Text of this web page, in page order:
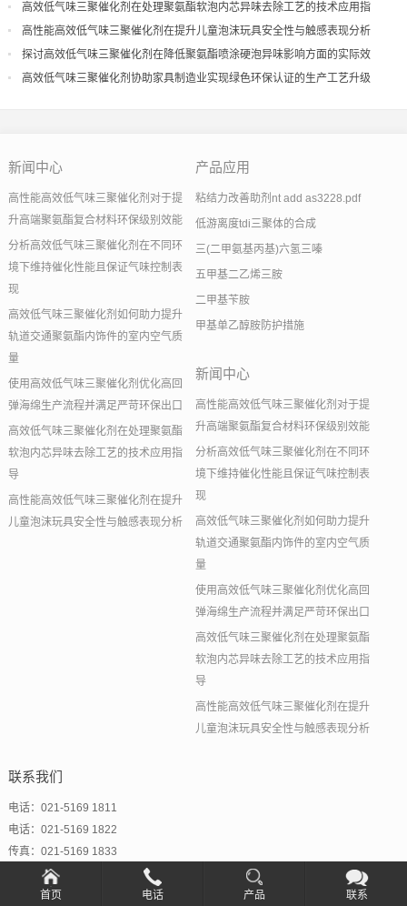
高效低气味三聚催化剂在处理聚氨酯软泡内芯异味去除工艺的技术应用指
导
高性能高效低气味三聚催化剂在提升儿童泡沫玩具安全性与触感表现分析
探讨高效低气味三聚催化剂在降低聚氨酯喷涂硬泡异味影响方面的实际效
果
高效低气味三聚催化剂协助家具制造业实现绿色环保认证的生产工艺升级
新闻中心
高性能高效低气味三聚催化剂对于提
升高端聚氨酯复合材料环保级别效能
分析高效低气味三聚催化剂在不同环
境下维持催化性能且保证气味控制表
现
高效低气味三聚催化剂如何助力提升
轨道交通聚氨酯内饰件的室内空气质
量
使用高效低气味三聚催化剂优化高回
弹海绵生产流程并满足严苛环保出口
高效低气味三聚催化剂在处理聚氨酯
软泡内芯异味去除工艺的技术应用指
导
高性能高效低气味三聚催化剂在提升
儿童泡沫玩具安全性与触感表现分析
产品应用
粘结力改善助剂nt add as3228.pdf
低游离度tdi三聚体的合成
三(二甲氨基丙基)六氢三嗪
五甲基二乙烯三胺
二甲基苄胺
甲基单乙醇胺防护措施
新闻中心
高性能高效低气味三聚催化剂对于提
升高端聚氨酯复合材料环保级别效能
分析高效低气味三聚催化剂在不同环
境下维持催化性能且保证气味控制表
现
高效低气味三聚催化剂如何助力提升
轨道交通聚氨酯内饰件的室内空气质
量
使用高效低气味三聚催化剂优化高回
弹海绵生产流程并满足严苛环保出口
高效低气味三聚催化剂在处理聚氨酯
软泡内芯异味去除工艺的技术应用指
导
高性能高效低气味三聚催化剂在提升
儿童泡沫玩具安全性与触感表现分析
联系我们
电话：021-5169 1811
电话：021-5169 1822
传真：021-5169 1833
邮箱：Hunter@newtopchem.com
吴经理：18301903156
首页 电话 产品 联系